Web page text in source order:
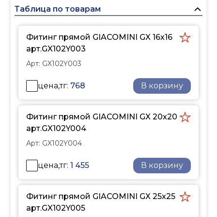
герметичность в
большим проходным
труб из сшитого
полиэтилена снижаются
гидравлические потери
системы, влияющие на
затраты по эксплуатации.
требует дополнительных
уплотнительных
элементов. Размеры
резьбовых фитингов
Таблица по товарам
Фитинг прямой GIACOMINI GX 16x16
арт.GX102Y003
Арт: GX102Y003
цена,тг: 768 В корзину
Фитинг прямой GIACOMINI GX 20x20
арт.GX102Y004
Арт: GX102Y004
цена,тг:1 455 В корзину
Фитинг прямой GIACOMINI GX 25x25
арт.GX102Y005